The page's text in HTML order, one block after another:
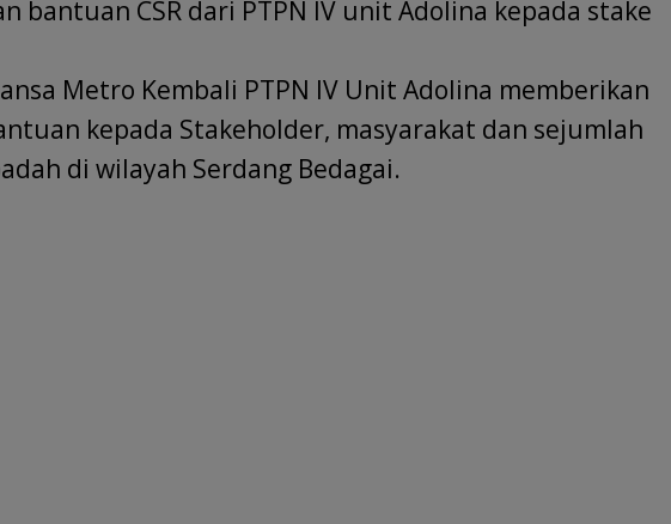
bantuan CSR dari PTPN IV unit Adolina kepada stake
Metro Kembali PTPN IV Unit Adolina memberikan
kepada Stakeholder, masyarakat dan sejumlah
di wilayah Serdang Bedagai.